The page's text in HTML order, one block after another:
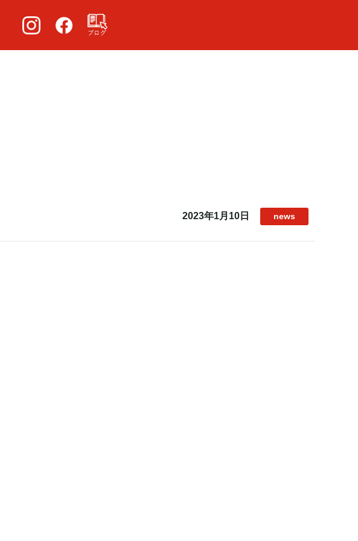
2023年1月10日 news